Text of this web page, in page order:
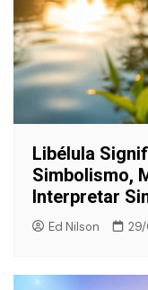
Libélula
Simbolismo,
Interpretar
Ed Nilson